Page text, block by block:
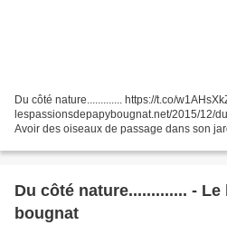
Du côté nature............. https://t.co/
lespassionsdepapybougnat.net/2015/12/
Avoir des oiseaux de passage dans son
Du côté nature............. -
bougnat